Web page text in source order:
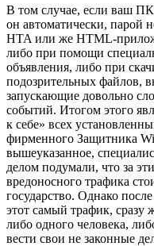
В том случае, если ваш ПК
он автоматически, парой
HTA или же HTML-
либо при помощи
объявления, либо при
подозрительных файлов,
запускающие довольно
событий. Итогом этого
к себе» всех
фирменного Защитника
вышеуказанное,
делом подумали, что за
вредоносного трафика
государство. Однако
этот самый трафик, сразу
либо одного человека,
вести свои не законные